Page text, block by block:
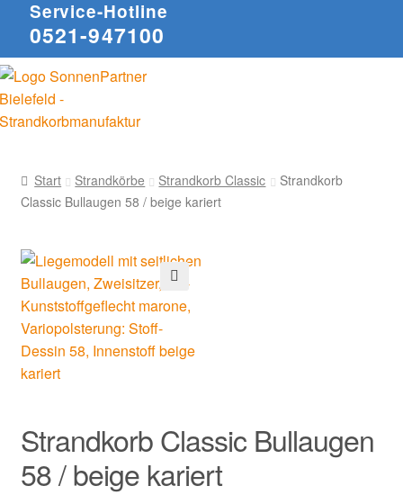
Service-Hotline
0521-947100
Start Strandkörbe Strandkorb Classic
Strandkorb
Classic Bullaugen 58 / beige kariert
🔍
Strandkorb Classic Bullaugen
58 / beige kariert